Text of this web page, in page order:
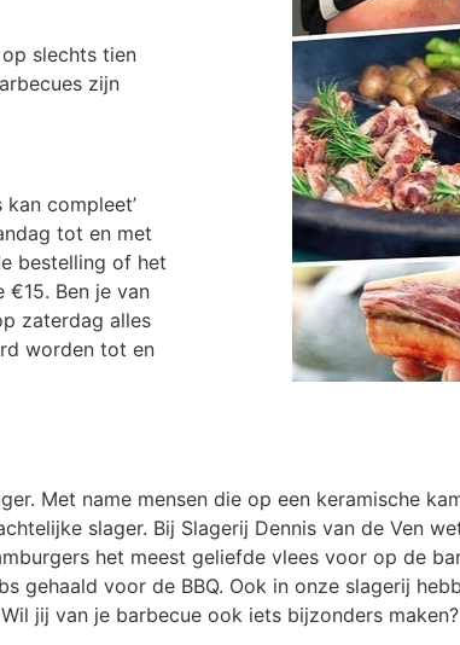
slechts tien
zijn
kan compleet’
tot en met
bestelling of het
€15. Ben je van
zaterdag alles
worden tot en
Met name mensen die op een keramische
slager. Bij Slagerij Dennis van de Ven
het meest geliefde vlees voor op de
gehaald voor de BBQ. Ook in onze slagerij
jij van je barbecue ook iets bijzonders